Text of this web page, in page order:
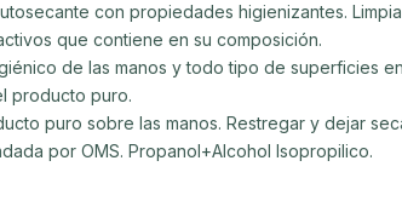
con propiedades higienizantes.
que contiene en su composición.
de las manos y todo tipo de superficies
producto puro.
puro sobre las manos. Restregar y dejar
por OMS. Propanol+Alcohol Isopropilico.